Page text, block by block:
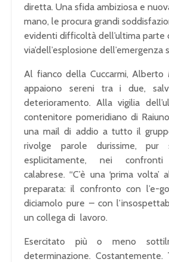
diretta. Una sfida ambiziosa e
mano, le procura grandi
evidenti difficoltà dell’ultima parte
via’dell’esplosione dell’emergenza
Al fianco della Cuccarmi, Alberto
appaiono sereni tra i due,
deterioramento. Alla vigilia
contenitore pomeridiano di
una mail di addio a tutto il
rivolge parole durissime, pur
esplicitamente, nei
calabrese. “C’è una ‘prima
preparata: il confronto con l’e-
diciamolo pure – con
un collega di lavoro.
Esercitato più o meno
determinazione. Costantemente.